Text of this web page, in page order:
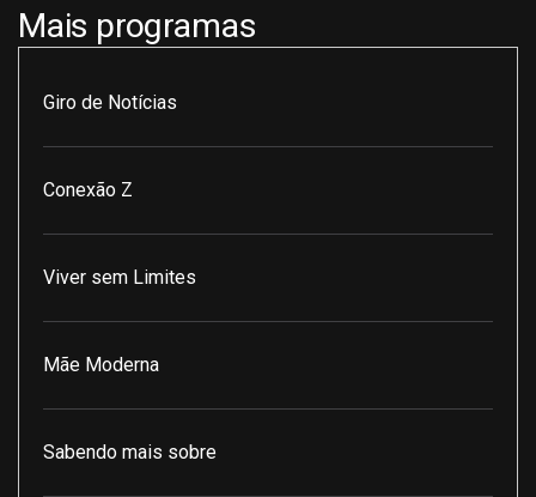
Mais programas
Giro de Notícias
Conexão Z
Viver sem Limites
Mãe Moderna
Sabendo mais sobre